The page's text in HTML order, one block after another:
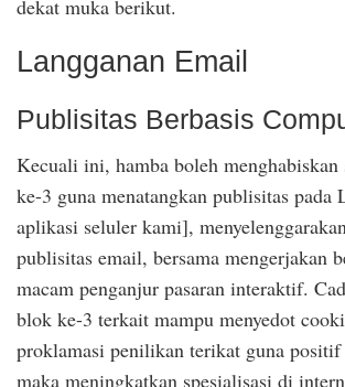
dekat muka berikut.
Langganan Email
Publisitas Berbasis
Kecuali ini, hamba boleh menghabiskan
ke-3 guna menatangkan publisitas pada
aplikasi seluler kami],
publisitas email, bersama mengerjakan
macam penganjur pasaran interaktif.
blok ke-3 terkait mampu menyedot
proklamasi penilikan terikat guna positif
maka meningkatkan spesialisasi di